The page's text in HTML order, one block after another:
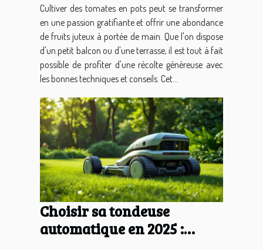
sur votre balcon
Cultiver des tomates en pots peut se transformer
en une passion gratifiante et offrir une abondance
de fruits juteux à portée de main. Que l'on dispose
d'un petit balcon ou d'une terrasse, il est tout à fait
possible de profiter d'une récolte généreuse avec
les bonnes techniques et conseils. Cet...
Choisir sa tondeuse
automatique en 2025 :